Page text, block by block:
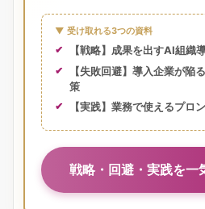
▼ 受け取れる3つの資料
【戦略】成果を出すAI組織
【失敗回避】導入企業が陥
策
【実践】業務で使えるプロ
戦略・回避・実践を一